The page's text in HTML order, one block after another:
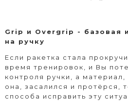
Grip и Overgrip - базовая
на ручку
Если ракетка стала
время тренировок, и Вы
контроля ручки, а
она, засалился и протёрся,
способа исправить эту